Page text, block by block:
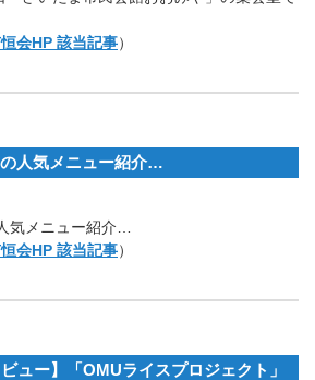
会HP 該当記事）
人気メニュー紹介…
気メニュー紹介…
会HP 該当記事）
ュー】「OMUライスプロジェクト」